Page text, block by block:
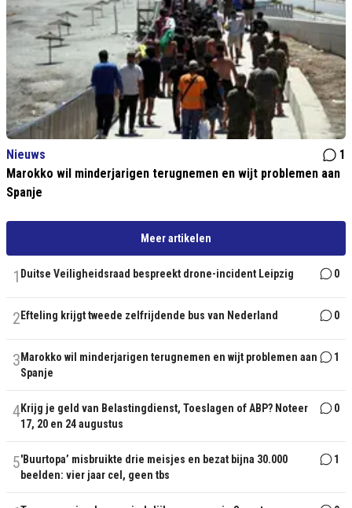
Nieuws
1
Marokko wil minderjarigen terugnemen en wijt problemen aan
Spanje
Meer artikelen
1 Duitse Veiligheidsraad bespreekt drone-incident Leipzig 0
2 Efteling krijgt tweede zelfrijdende bus van Nederland 0
3 Marokko wil minderjarigen terugnemen en wijt problemen aan
Spanje
1
4Krijg je geld van Belastingdienst, Toeslagen of ABP? Noteer
17, 20 en 24 augustus
0
5'Buurtopa’ misbruikte drie meisjes en bezat bijna 30.000
beelden: vier jaar cel, geen tbs
1